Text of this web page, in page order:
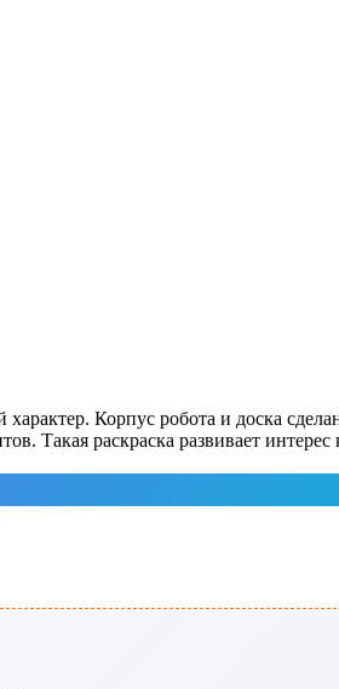
характер. Корпус робота и доска
Такая раскраска развивает